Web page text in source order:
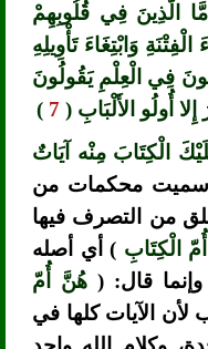
الَّذِينَ فِي قُلُوبِهِمْ
وَابْتِغَاءَ تَأْوِيلِهِ
فِي الْعِلْمِ يَقُولُونَ
أُولُو الأَلْبَابِ (7
)
الْكِتَابَ مِنْه آيَاتٌ
سميت محكمات من
من التصرف فيها
الْكِتَابِ ) أي أصله
قال: (هُنَّ أُمّ
لأن الآيات كلها في